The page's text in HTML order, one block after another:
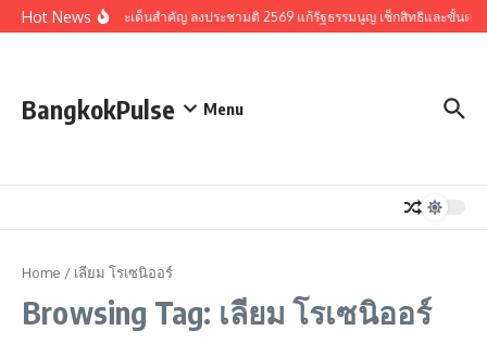
Skip to content
Hot Newsรวมประเด็นสำคัญ ลงประชามติ 2569 แก้รัฐธรรมนูญ เช็กสิทธิและขั้นตอ
BangkokPulse Menu
Home / เลียม โรเซนิออร์
Browsing Tag: เลียม โรเซนิออร์